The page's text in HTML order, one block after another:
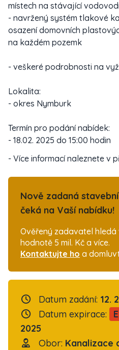
místech na stávající
- navržený systém tlakové
osazení domovních
na každém pozemk
- veškeré podrobnosti na
Lokalita:
- okres Nymburk
Termín pro podání nabídek:
- 18.02. 2025 do 15:00 hodin
- Více informací naleznete v
Nově zadaná
čeká na Vaší nabídku!
Ověřený zadavatel
hodnotě 5 mil. Kč a více.
Kontaktujte ho a
Datum zadání: 12.
Datum expirace:
2025
Obor: Kanalizace